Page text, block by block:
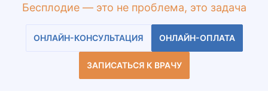
Бесплодие — это не проблема, это задача
ОНЛАЙН-КОНСУЛЬТАЦИЯ ОНЛАЙН-ОПЛАТА
ЗАПИСАТЬСЯ К ВРАЧУ